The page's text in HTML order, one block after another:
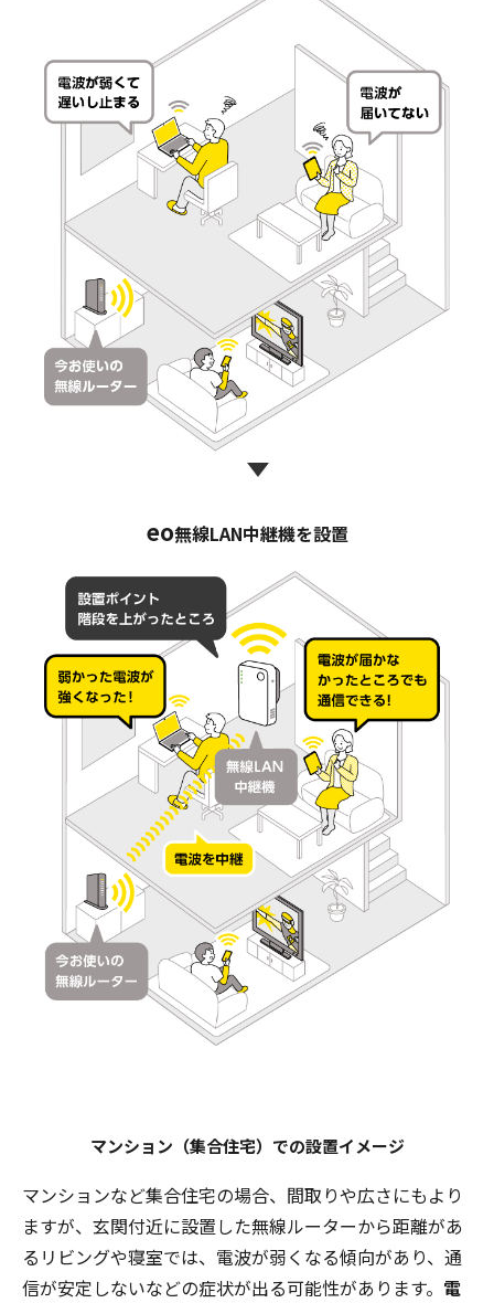
eo無線LAN中継機を設置
マンション（集合住宅）での設置イメージ
マンションなど集合住宅の場合、間取りや広さにもより
ますが、玄関付近に設置した無線ルーターから距離があ
るリビングや寝室では、電波が弱くなる傾向があり、通
信が安定しないなどの症状が出る可能性があります。 電